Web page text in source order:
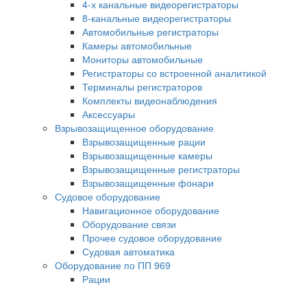
4-х канальные видеорегистраторы
8-канальные видеорегистраторы
Автомобильные регистраторы
Камеры автомобильные
Мониторы автомобильные
Регистраторы со встроенной аналитикой
Терминалы регистраторов
Комплекты видеонаблюдения
Аксессуары
Взрывозащищенное оборудование
Взрывозащищенные рации
Взрывозащищенные камеры
Взрывозащищенные регистраторы
Взрывозащищенные фонари
Судовое оборудование
Навигационное оборудование
Оборудование связи
Прочее судовое оборудование
Судовая автоматика
Оборудование по ПП 969
Рации